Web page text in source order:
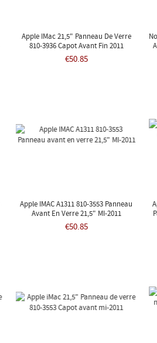
Apple IMac 21,5" Panneau De Verre
810-3936 Capot Avant Fin 2011
€50.85
Apple IMAC A1311 810-3553 Panneau
Avant En Verre 21,5" MI-2011
€50.85